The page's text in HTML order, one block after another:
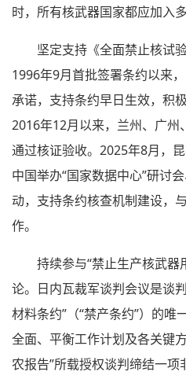
时，所有核武器国家都应加入
坚定支持《全面禁止核试
1996年9月首批签署条约以来
承诺，支持条约早日生效，积
2016年12月以来，兰州、广
通过核证验收。2025年8月，
中国举办“国家数据中心”研讨
动，支持条约核查机制建设，
作。
持续参与“禁止生产核武
论。日内瓦裁军谈判会议是谈
材料条约”（“禁产条约”）的
全面、平衡工作计划及各关键
农报告”所载授权谈判缔结一